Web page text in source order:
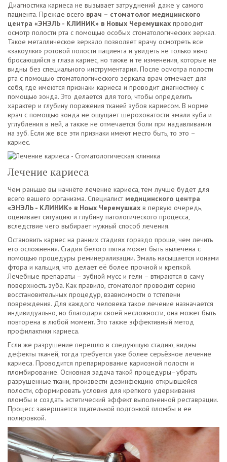
Диагностика кариеса не вызывает затруднений даже у самого
пациента. Прежде всего врач – стоматолог медицинского
центра «ЭНЭЛЬ - КЛИНИК» в Новых Черемушках проводит
осмотр полости рта с помощью особых стоматологических зеркал.
Такое металлическое зеркало позволяет врачу осмотреть все
«закоулки» ротовой полости пациента и увидеть не только явно
бросающийся в глаза кариес, но также и те изменения, которые не
видны без специального инструментария. После осмотра полости
рта с помощью стоматологического зеркала врач отмечает для
себя, где имеются признаки кариеса и проводит диагностику с
помощью зонда. Это делается для того, чтобы определить
характер и глубину поражения тканей зубов кариесом. В норме
врач с помощью зонда не ощущает шероховатости эмали зуба и
углубления в ней, а также не отмечается боли при надавливании
на зуб. Если же все эти признаки имеют место быть, то это –
кариес.
Лечение кариеса
Чем раньше вы начнёте лечение кариеса, тем лучше будет для
всего вашего организма. Специалист медицинского центра
«ЭНЭЛЬ - КЛИНИК» в Ноых Черемушках в первую очередь,
оценивает ситуацию и глубину патологического процесса,
вследствие чего выбирает нужный способ лечения.
Остановить кариес на ранних стадиях гораздо проще, чем лечить
его осложнения. Стадия белого пятна может быть вылечена с
помощью процедуры реминерализации. Эмаль насыщается ионами
фтора и кальция, что делает её более прочной и крепкой.
Лечебные препараты – зубной мусс и гели – втираются в саму
поверхность зуба. Как правило, стоматолог проводит серию
восстановительных процедур, взависимости о тстепени
повреждения. Для каждого человека такое лечение назначается
индивидуально, но благодаря своей несложности, она может быть
повторена в любой момент. Это также эффективный метод
профилактики кариеса.
Если же разрушение перешло в следующую стадию, видны
дефекты тканей, тогда требуется уже более серьёзное лечение
кариеса. Проводится препарирование кариозной полости и
пломбирование. Основная задача такой процедуры–убрать
разрушенные ткани, произвести дезинфекцию открывшейся
полости, сформировать условия для крепкого удерживания
пломбы и создать эстетический эффект выполненной реставрации.
Процесс завершается тщательной подгонкой пломбы и ее
полировкой.